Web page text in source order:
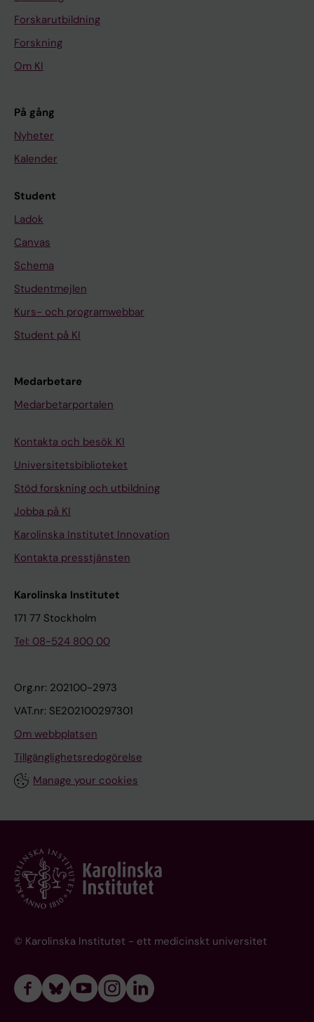
Forskarutbildning
Forskning
Om KI
På gång
Nyheter
Kalender
Student
Ladok
Canvas
Schema
Studentmejlen
Kurs- och programwebbar
Student på KI
Medarbetare
Medarbetarportalen
Kontakta och besök KI
Universitetsbiblioteket
Stöd forskning och utbildning
Jobba på KI
Karolinska Institutet Innovation
Kontakta presstjänsten
Karolinska Institutet
171 77 Stockholm
Tel: 08-524 800 00
Org.nr: 202100-2973
VAT.nr: SE202100297301
Om webbplatsen
Tillgänglighetsredogörelse
Manage your cookies
© Karolinska Institutet - ett medicinskt universitet